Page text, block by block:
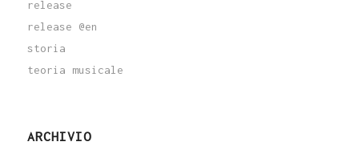
release
release @en
storia
teoria musicale
ARCHIVIO